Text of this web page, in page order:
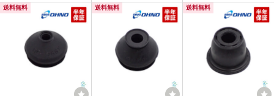
ネイキッド スタビリンク
5S LA100S LA110S
CS14 US12 JS12 S14 S1
送料無料 送料無料 送料無料